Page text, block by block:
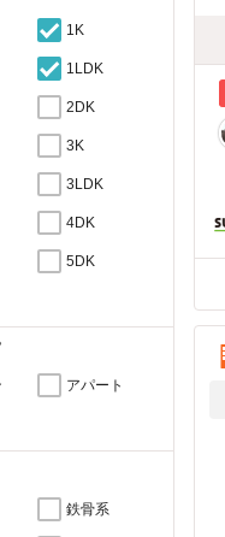
1K
1LDK
2DK
3K
3LDK
4DK
5DK
アパート
鉄骨系